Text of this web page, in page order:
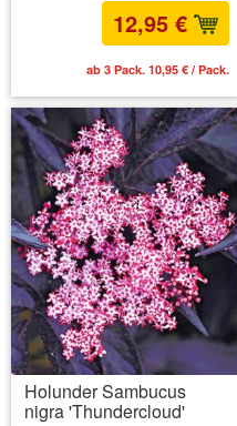
12,95 €
ab 3 Pack. 10,95 € / Pack.
Holunder Sambucus
nigra 'Thundercloud'